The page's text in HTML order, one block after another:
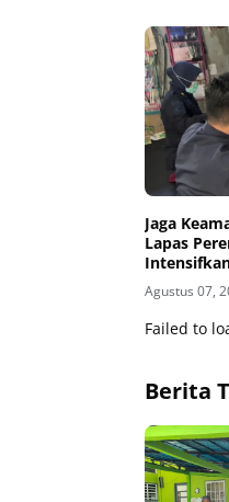
Jaga
Lapas
Maximum
Agustus 07,
Failed to
Berita